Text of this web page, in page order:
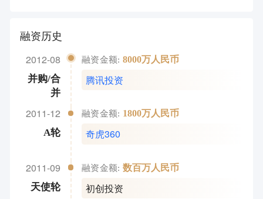
融资历史
2012-08
并购/合
并
融资金额: 8000万人民币
腾讯投资
2011-12
A轮
融资金额: 1800万人民币
奇虎360
2011-09
天使轮
融资金额: 数百万人民币
初创投资